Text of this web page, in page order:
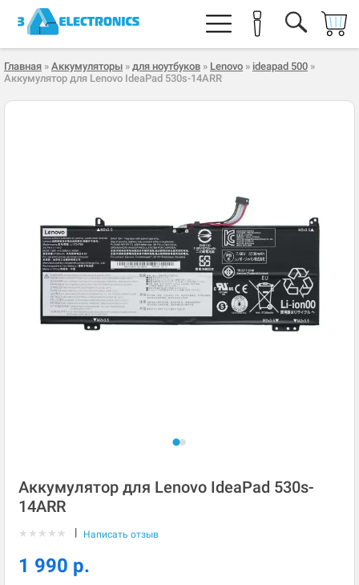
Главная » Аккумуляторы » для ноутбуков » Lenovo » ideapad 500 »
Аккумулятор для Lenovo IdeaPad 530s-14ARR
Аккумулятор для Lenovo IdeaPad 530s-
14ARR
★ ★ ★ ★ ★ | Написать отзыв
1 990 р.